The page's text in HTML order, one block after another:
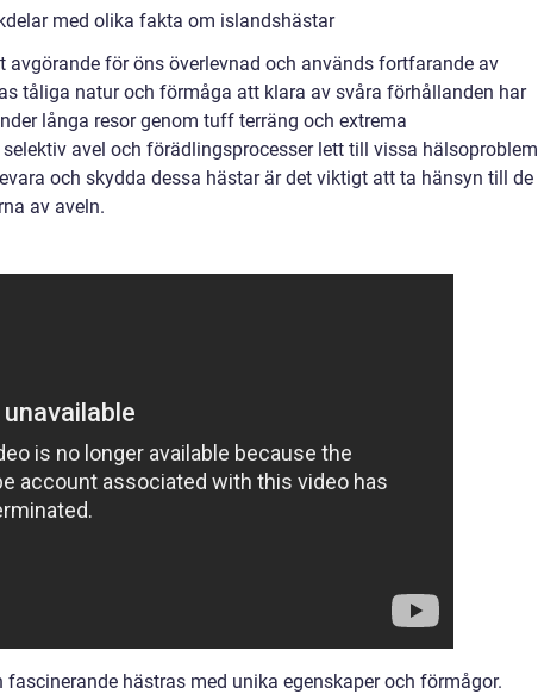
med olika fakta om islandshästar
avgörande för öns överlevnad och används fortfarande av
tåliga natur och förmåga att klara av svåra förhållanden har
långa resor genom tuff terräng och extrema
avel och förädlingsprocesser lett till vissa hälsoproblem
och skydda dessa hästar är det viktigt att ta hänsyn till de
av aveln.
hästras med unika egenskaper och förmågor.